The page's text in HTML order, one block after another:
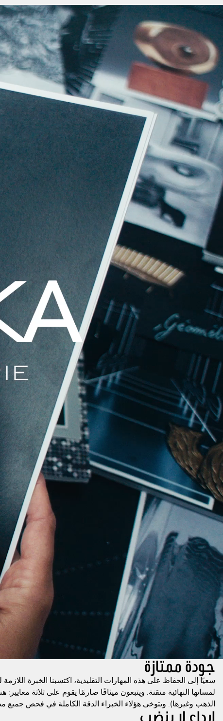
جودة ممتازة
سعيًا إلى الحفاظ على هذه المهارات التقليدية، اكتسبنا الخبرة
لمساتها النهائية متقنة. ويتبعون ميثاقًا صارمًا يقوم على ثلاثة
الذهب وغيرها). ويتوخى هؤلاء الخبراء الدقة الكاملة في فحص جميع